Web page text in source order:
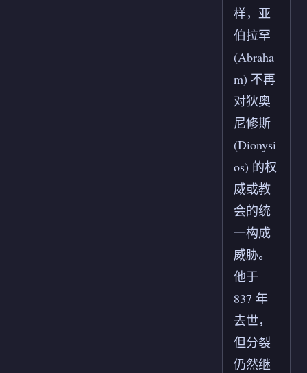
样，亚
伯拉罕
(Abraha
m) 不再
对狄奥
尼修斯
(Dionysi
os) 的权
威或教
会的统
一构成
威胁。
他于
837 年
去世，
但分裂
仍然继